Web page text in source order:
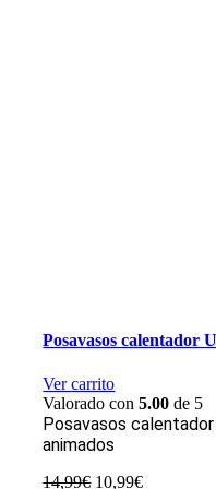
Posavasos calentador
Ver carrito
Valorado con5.00 de 5
Posavasos
animados
14,99€ El
10,99€El